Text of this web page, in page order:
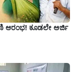
ಆರಂಭ! ಕೂಡಲೇ ಅರ್ಜಿ